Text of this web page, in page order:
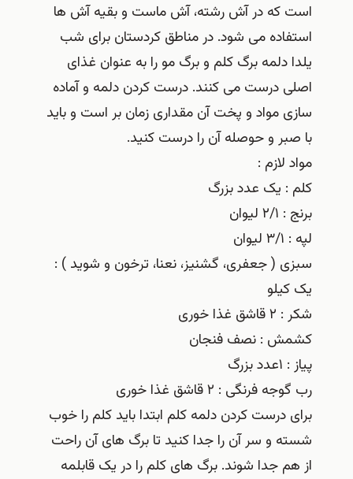
است که در آش رشته، آش ماست و بقیه آش ها
استفاده می شود. در مناطق کردستان برای شب
یلدا دلمه برگ کلم و برگ مو را به عنوان غذای
اصلی درست می کنند. درست کردن دلمه و آماده
سازی مواد و پخت آن مقداری زمان بر است و باید
با صبر و حوصله آن را درست کنید.
مواد لازم :
کلم : یک عدد بزرگ
برنج : ۲/۱ لیوان
لپه : ۳/۱ لیوان
سبزی ( جعفری، گشنیز، نعنا، ترخون و شوید ) :
یک کیلو
شکر : ۲ قاشق غذا خوری
کشمش : نصف فنجان
پیاز : ۱عدد بزرگ
رب گوجه فرنگی : ۲ قاشق غذا خوری
برای درست کردن دلمه کلم ابتدا باید کلم را خوب
شسته و سر آن را جدا کنید تا برگ های آن راحت
از هم جدا شوند. برگ های کلم را در یک قابلمه